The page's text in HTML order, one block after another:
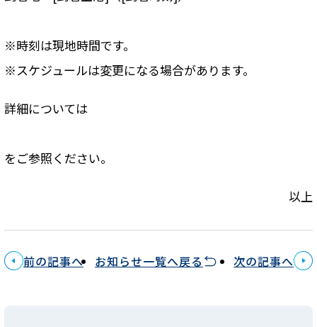
※時刻は現地時間です。
※スケジュールは変更になる場合があります。
詳細については
をご参照ください。
以上
前の記事へ お知らせ一覧へ戻る 次の記事へ